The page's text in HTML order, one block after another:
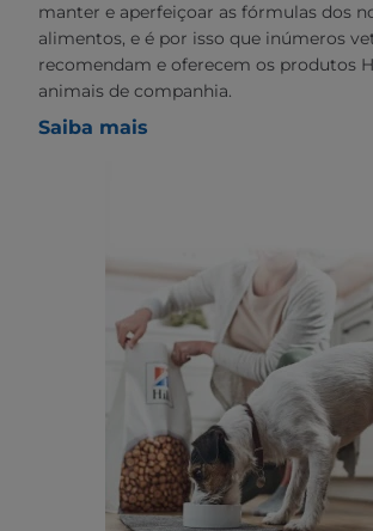
manter e aperfeiçoar as fórmulas dos
alimentos, e é por isso que inúmeros
recomendam e oferecem os produtos
animais de companhia.
Saiba mais